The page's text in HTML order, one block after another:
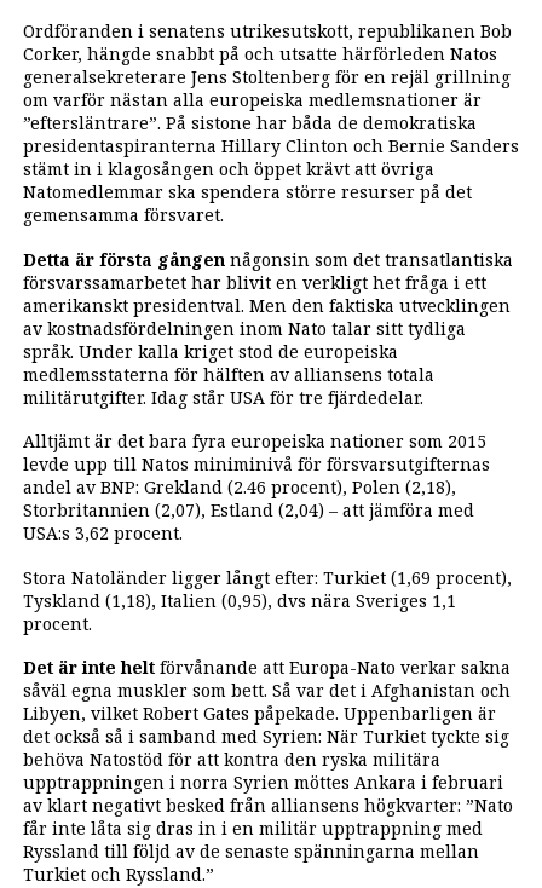
Ordföranden i senatens utrikesutskott, republikanen Bob
Corker, hängde snabbt på och utsatte härförleden Natos
generalsekreterare Jens Stoltenberg för en rejäl grillning
om varför nästan alla europeiska medlemsnationer är
”eftersläntrare”. På sistone har båda de demokratiska
presidentaspiranterna Hillary Clinton och Bernie Sanders
stämt in i klagosången och öppet krävt att övriga
Natomedlemmar ska spendera större resurser på det
gemensamma försvaret.
Detta är första gångennågonsin som det transatlantiska
försvarssamarbetet har blivit en verkligt het fråga i ett
amerikanskt presidentval. Men den faktiska utvecklingen
av kostnadsfördelningen inom Nato talar sitt tydliga
språk. Under kalla kriget stod de europeiska
medlemsstaterna för hälften av alliansens totala
militärutgifter. Idag står USA för tre fjärdedelar.
Alltjämt är det bara fyra europeiska nationer som 2015
levde upp till Natos miniminivå för försvarsutgifternas
andel av BNP: Grekland (2.46 procent), Polen (2,18),
Storbritannien (2,07), Estland (2,04) – att jämföra med
USA:s 3,62 procent.
Stora Natoländer ligger långt efter: Turkiet (1,69 procent),
Tyskland (1,18), Italien (0,95), dvs nära Sveriges 1,1
procent.
Det är inte heltförvånande att Europa-Nato verkar sakna
såväl egna muskler som bett. Så var det i Afghanistan och
Libyen, vilket Robert Gates påpekade. Uppenbarligen är
det också så i samband med Syrien: När Turkiet tyckte sig
behöva Natostöd för att kontra den ryska militära
upptrappningen i norra Syrien möttes Ankara i februari
av klart negativt besked från alliansens högkvarter: ”Nato
får inte låta sig dras in i en militär upptrappning med
Ryssland till följd av de senaste spänningarna mellan
Turkiet och Ryssland.”